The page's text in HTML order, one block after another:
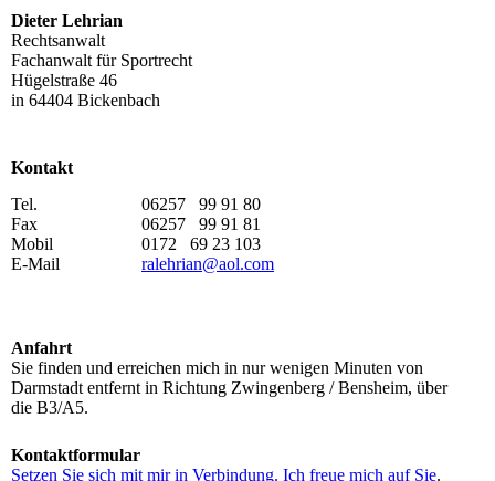
Dieter Lehrian
Rechtsanwalt
Fachanwalt für Sportrecht
Hügelstraße 46
in 64404 Bickenbach
Kontakt
Tel.
Fax
Mobil
E-Mail
06257 99 91 80
06257 99 91 81
0172 69 23 103
ralehrian@aol.com
Anfahrt
Sie finden und erreichen mich in nur wenigen Minuten von
Darmstadt entfernt in Richtung Zwingenberg / Bensheim, über
die B3/A5.
Kontaktformular
Setzen Sie sich mit mir in Verbindung. Ich freue mich auf Sie.